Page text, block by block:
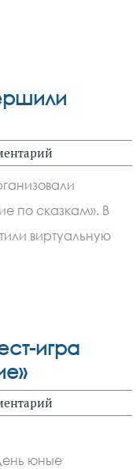
по сказкам». В
виртуальную
игра
юные